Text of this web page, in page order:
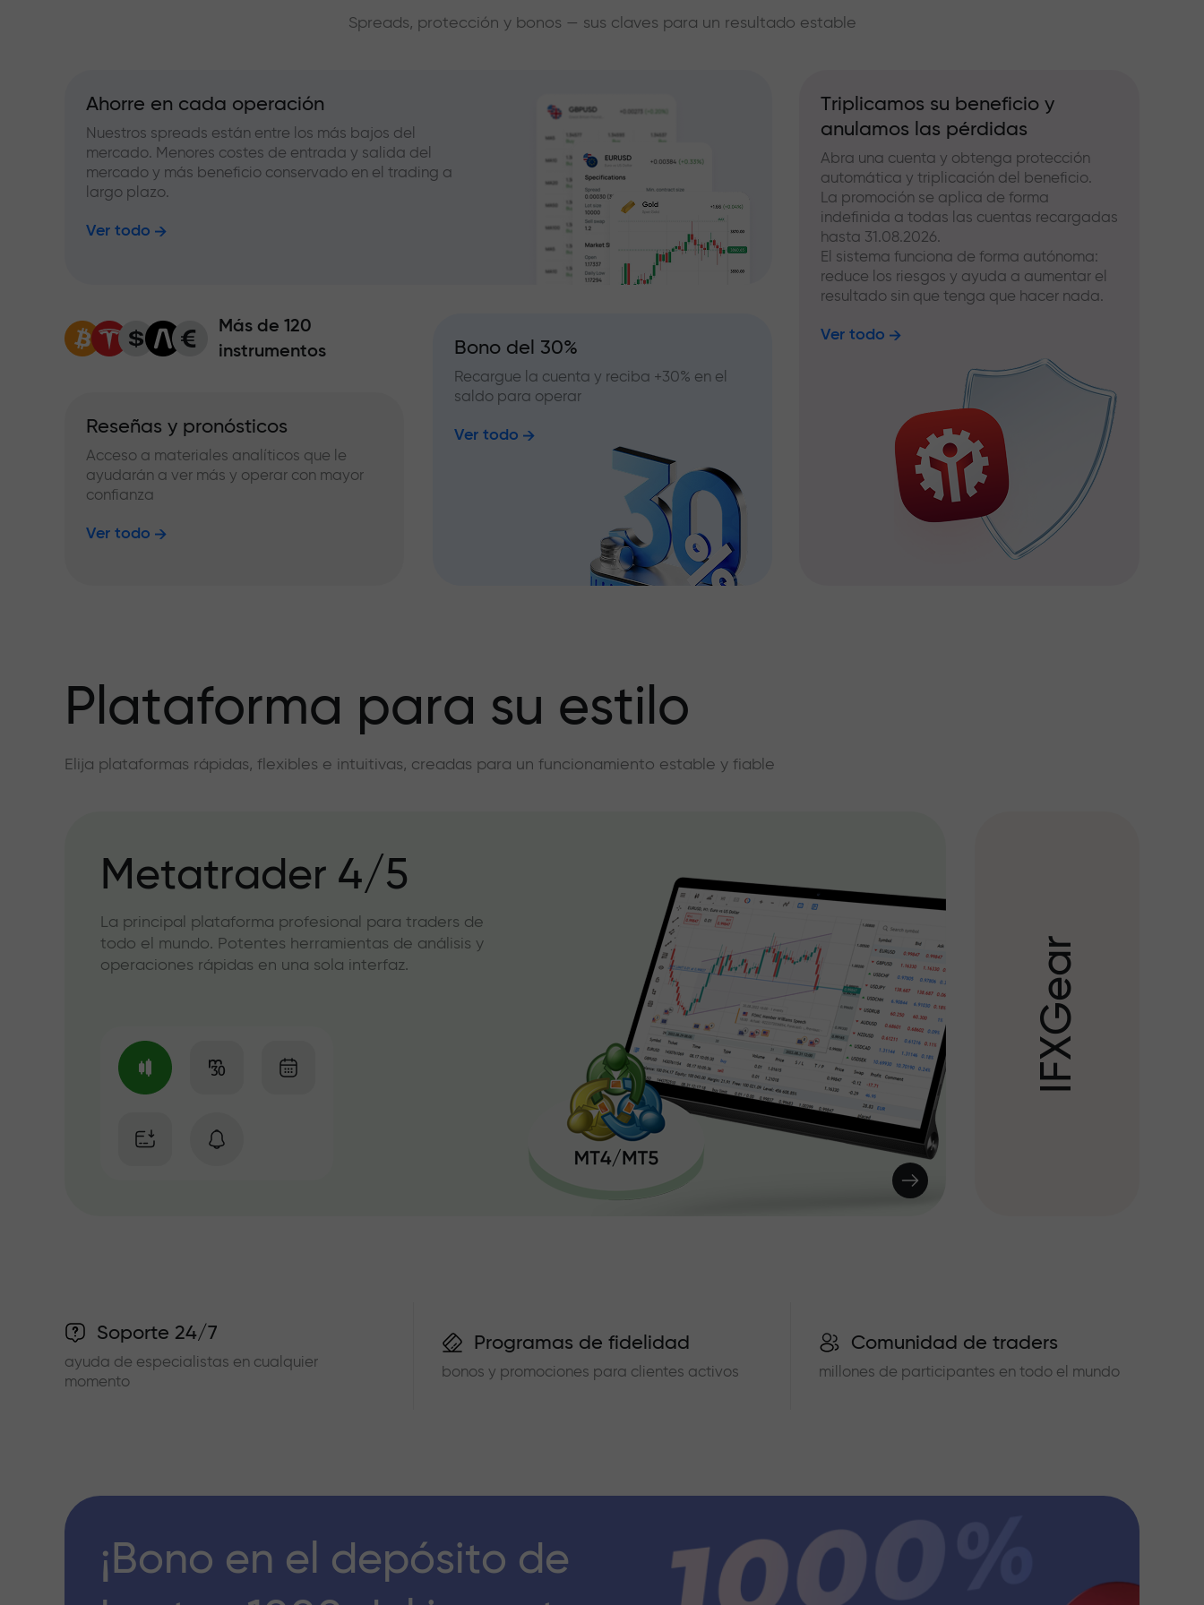
Spreads, protección y bonos — sus claves para un resultado estable
Ahorre en cada operación
Nuestros spreads están entre los más bajos del
mercado. Menores costes de entrada y salida del
mercado y más beneficio conservado en el trading a
largo plazo.
Ver todo
Más de 120
instrumentos
Reseñas y pronósticos
Acceso a materiales analíticos que le
ayudarán a ver más y operar con mayor
confianza
Ver todo
Bono del 30%
Recargue la cuenta y reciba +30% en el
saldo para operar
Ver todo
Triplicamos su beneficio y
anulamos las pérdidas
Abra una cuenta y obtenga protección
automática y triplicación del beneficio.
La promoción se aplica de forma
indefinida a todas las cuentas recargadas
hasta 31.08.2026.
El sistema funciona de forma autónoma:
reduce los riesgos y ayuda a aumentar el
resultado sin que tenga que hacer nada.
Ver todo
Plataforma para su estilo
Elija plataformas rápidas, flexibles e intuitivas, creadas para un funcionamiento estable y fiable
Metatrader 4/5
La principal plataforma profesional para traders de
todo el mundo. Potentes herramientas de análisis y
operaciones rápidas en una sola interfaz.
I
F
X
G
e
a
r
Soporte 24/7
ayuda de especialistas en cualquier
momento
Programas de fidelidad
bonos y promociones para clientes activos
Comunidad de traders
millones de participantes en todo el mundo
¡Bono en el depósito de